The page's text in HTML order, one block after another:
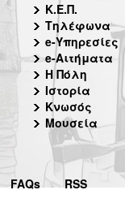
Κ.Ε.Π.
Τηλέφωνα
e-Υπηρεσίες
e-Αιτήματα
Η Πόλη
Ιστορία
Κνωσός
Μουσεία
FAQs RSS